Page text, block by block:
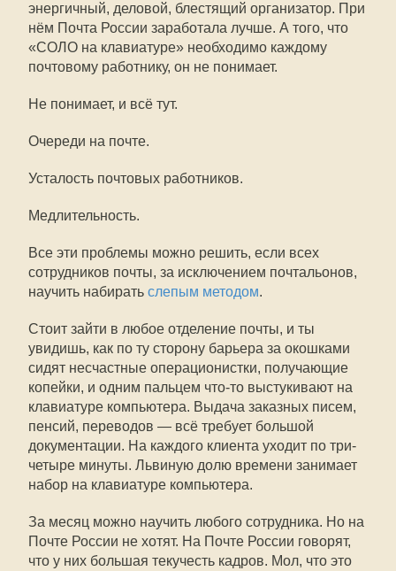
энергичный, деловой, блестящий организатор. При
нём Почта России заработала лучше. А того, что
«СОЛО на клавиатуре» необходимо каждому
почтовому работнику, он не понимает.
Не понимает, и всё тут.
Очереди на почте.
Усталость почтовых работников.
Медлительность.
Все эти проблемы можно решить, если всех
сотрудников почты, за исключением почтальонов,
научить набирать слепым методом.
Стоит зайти в любое отделение почты, и ты
увидишь, как по ту сторону барьера за окошками
сидят несчастные операционистки, получающие
копейки, и одним пальцем что-то выстукивают на
клавиатуре компьютера. Выдача заказных писем,
пенсий, переводов — всё требует большой
документации. На каждого клиента уходит по три-
четыре минуты. Львиную долю времени занимает
набор на клавиатуре компьютера.
За месяц можно научить любого сотрудника. Но на
Почте России не хотят. На Почте России говорят,
что у них большая текучесть кадров. Мол, что это